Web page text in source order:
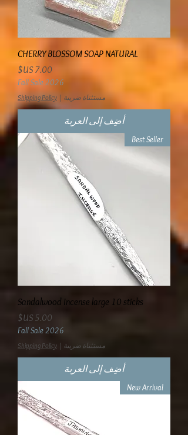
CHERRY BLOSSOM SOAP NATURAL
السعر
Fall Sale 2026
مستثناة ضريبة |
Shipping Policy
أضِف إلى العربة
Best Seller
Sandalwood Incense large 10 sticks
السعر
Fall Sale 2026
مستثناة ضريبة |
Shipping Policy
أضِف إلى العربة
New Arrival